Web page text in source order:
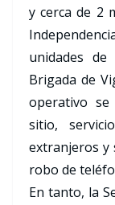
y cerca de 2
unidades
Brigada de
operativo se
sitio,
extranjeros y
robo de
En tanto, la